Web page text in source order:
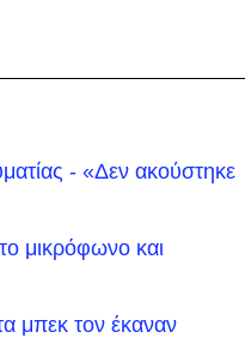
- «Δεν ακούστηκε
μικρόφωνο και
μπεκ τον έκαναν